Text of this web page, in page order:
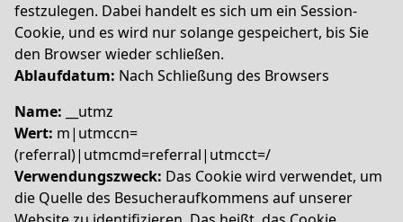
festzulegen. Dabei handelt es sich um ein Session-
Cookie, und es wird nur solange gespeichert, bis Sie
den Browser wieder schließen.
Ablaufdatum: Nach Schließung des Browsers
Name: __utmz
Wert: m|utmccn=
(referral)|utmcmd=referral|utmcct=/
Verwendungszweck: Das Cookie wird verwendet, um
die Quelle des Besucheraufkommens auf unserer